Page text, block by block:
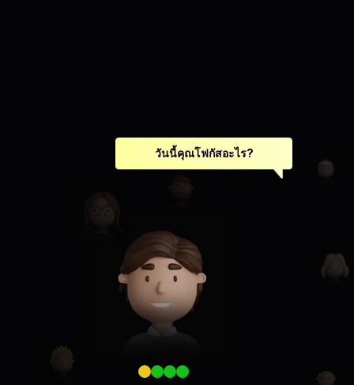
วันนี้คุณโฟกัสอะไร?
VALUES
FOCUS
GOAL ALIGNMENT